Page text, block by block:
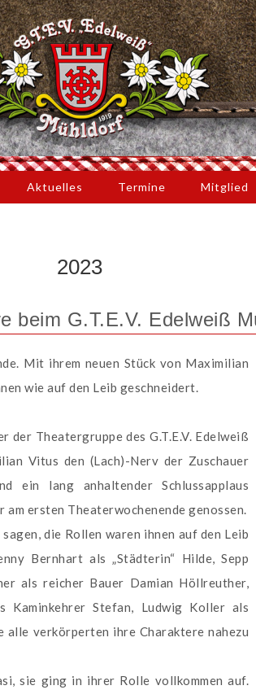
Aktuelles Termine Mitglied
2023
beim G.T.E.V. Edelweiß
Mit ihrem neuen Stück von Maximilian
wie auf den Leib geschneidert.
der Theatergruppe des G.T.E.V. Edelweiß
Vitus den (Lach)-Nerv der Zuschauer
ein lang anhaltender Schlussapplaus
ersten Theaterwochenende genossen.
die Rollen waren ihnen auf den Leib
Bernhart als „Städterin“ Hilde, Sepp
als reicher Bauer Damian Höllreuther,
Kaminkehrer Stefan, Ludwig Koller als
verkörperten ihre Charaktere nahezu
sie ging in ihrer Rolle vollkommen auf.